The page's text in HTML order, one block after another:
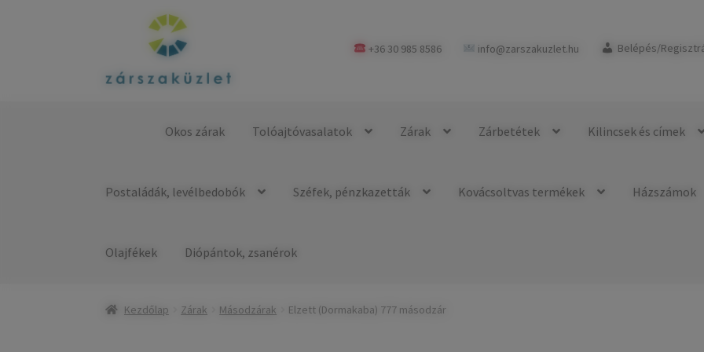
a
a
+36 30 985 8586 info@zarszakuzlet.hu Belépés/
Okos zárak Tolóajtóvasalatok Zárak Zárbetétek Kilincsek és címek
Postaládák, levélbedobók Széfek, pénzkazetták Kovácsoltvas termékek Házszámok
Olajfékek Diópántok, zsanérok
Kezdőlap Zárak Másodzárak Elzett (Dormakaba) 777 másodzár